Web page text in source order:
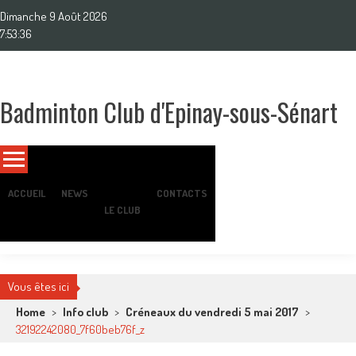
to
content
Dimanche 9 Août 2026
7:53:37
Badminton Club d'Epinay-sous-Sénart
ACCUEIL
NEWS
LE CLUB
CONTACTS
Vous êtes ici
Home > Info club > Créneaux du vendredi 5 mai 2017 >
32192242080_7f60beb76f_z